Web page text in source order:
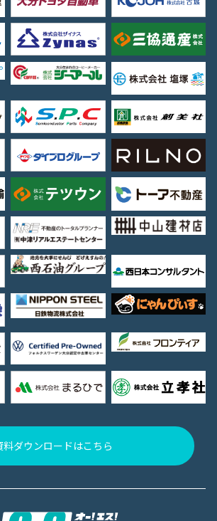
料ダウンロードはこちら